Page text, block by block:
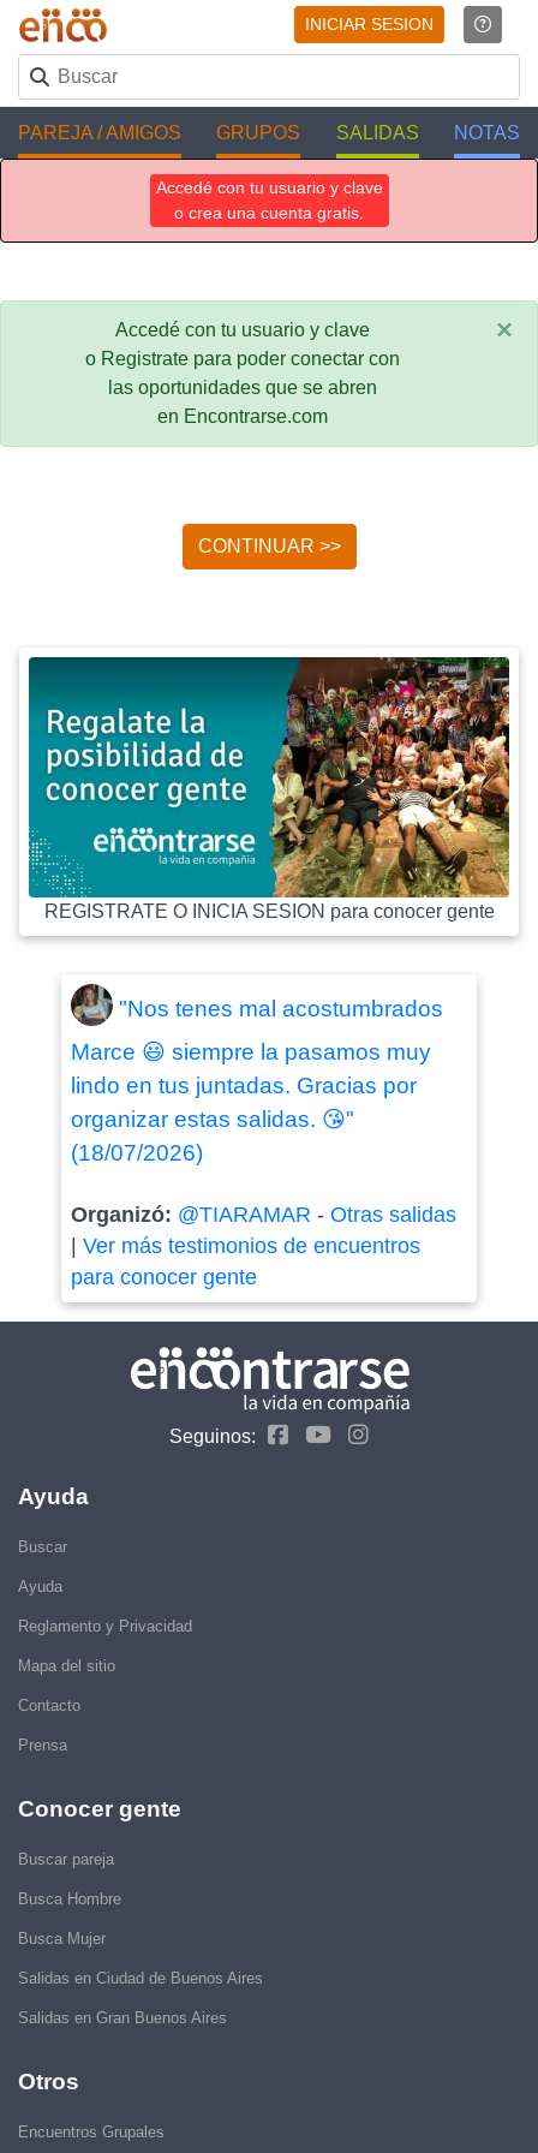
INICIAR SESION
PAREJA / AMIGOS GRUPOS SALIDAS NOTAS
Accedé con tu usuario y clave
o crea una cuenta gratis.
Accedé con tu usuario y clave
o Registrate para poder conectar con
las oportunidades que se abren
en Encontrarse.com
×
CONTINUAR >>
REGISTRATE O INICIA SESION para conocer gente
"Nos tenes mal acostumbrados
Marce 😃 siempre la pasamos muy
lindo en tus juntadas. Gracias por
organizar estas salidas. 😘"
(18/07/2026)
Organizó: @TIARAMAR - Otras salidas
Ver más testimonios de encuentros
para conocer gente
Seguinos:
Ayuda
Buscar
Ayuda
Reglamento y Privacidad
Mapa del sitio
Contacto
Prensa
Conocer gente
Buscar pareja
Busca Hombre
Busca Mujer
Salidas en Ciudad de Buenos Aires
Salidas en Gran Buenos Aires
Otros
Encuentros Grupales